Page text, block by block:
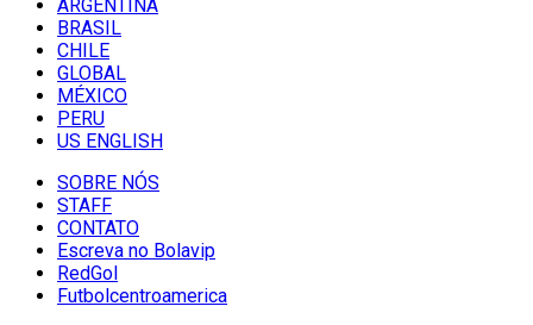
ARGENTINA
BRASIL
CHILE
GLOBAL
MÉXICO
PERU
US ENGLISH
SOBRE NÓS
STAFF
CONTATO
Escreva no Bolavip
RedGol
Futbolcentroamerica